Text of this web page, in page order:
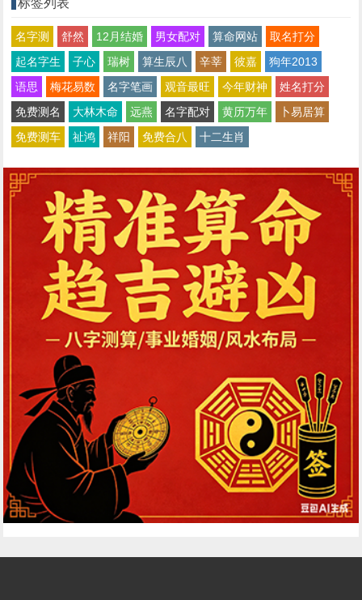
标签列表
名字测 舒然 12月结婚 男女配对 算命网站
取名打分
起名字生
子心 瑞树 算生辰八 辛莘 彼嘉
狗年2013
语思
梅花易数 名字笔画 观音最旺 今年财神
姓名打分
免费测名
大林木命 远燕 名字配对 黄历万年
卜易居算
免费测车
祉鸿 祥阳 免费合八 十二生肖